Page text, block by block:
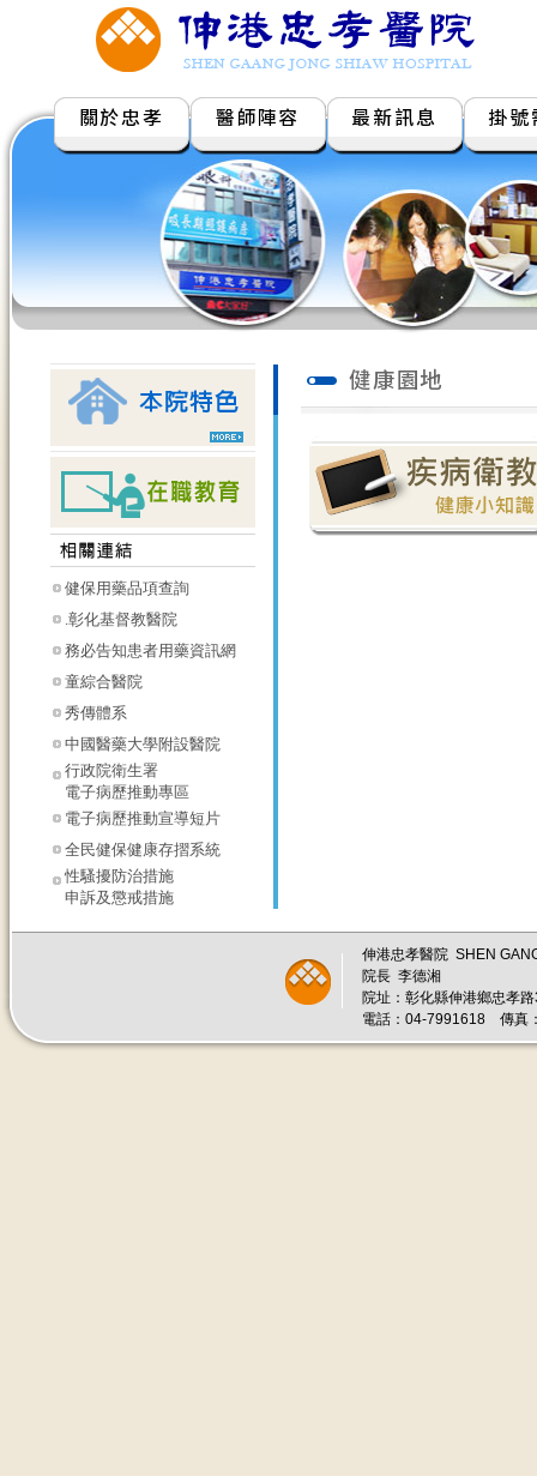
健保用藥品項查詢
.彰化基督教醫院
務必告知患者用藥資訊網
童綜合醫院
秀傳體系
中國醫藥大學附設醫院
行政院衛生署
電子病歷推動專區
電子病歷推動宣導短片
全民健保健康存摺系統
性騷擾防治措施
申訴及懲戒措施
伸港忠孝醫院 SHEN
院長 李德湘
院址：彰化縣伸港鄉忠孝
電話：04-7991618 傳